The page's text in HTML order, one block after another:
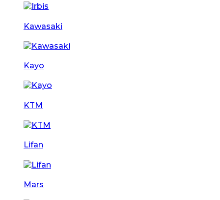
Kawasaki
Kayo
KTM
Lifan
Mars